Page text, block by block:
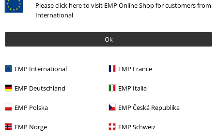
Please click here to visit EMP Online Shop for customers from
International
Ok
EMP International EMP France
EMP Deutschland EMP Italia
EMP Polska EMP Česká Republika
EMP Norge EMP Schweiz
1 Bewertung
Geschrieben am: Sonntag, 12.05.2024
"Dieses Shirt ist der Hammer"
Qualität
Design